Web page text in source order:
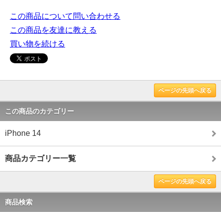
この商品について問い合わせる
この商品を友達に教える
買い物を続ける
ページの先頭へ戻る
この商品のカテゴリー
iPhone 14
商品カテゴリー一覧
ページの先頭へ戻る
商品検索